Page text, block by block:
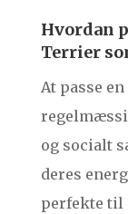
Hvordan
Terrier
At passe
og socialt
deres
perfekte til